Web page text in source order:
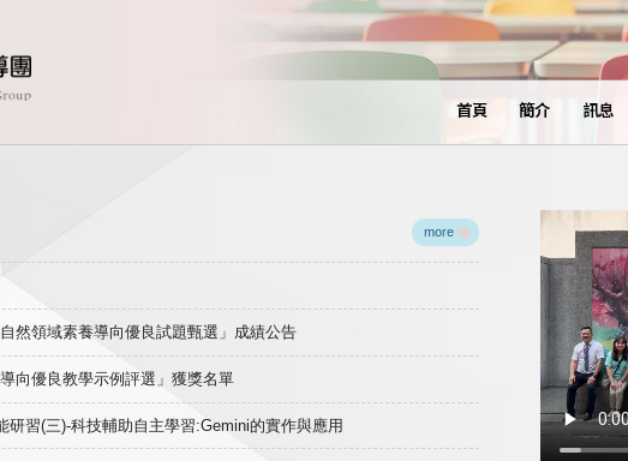
首頁 簡介 訊息
more
然領域素養導向優良試題甄選」成績公告
向優良教學示例評選」獲獎名單
研習(三)-科技輔助自主學習:Gemini的實作與應用